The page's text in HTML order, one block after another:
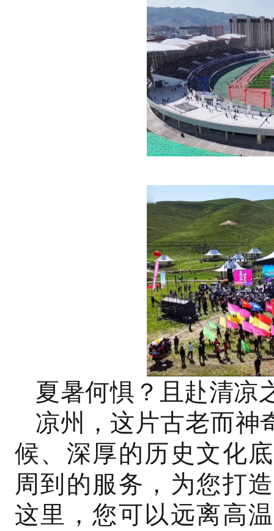
夏暑何惧？且赴清凉
凉州，这片古老而神
候、深厚的历史文化
周到的服务，为您打
这里，您可以远离高